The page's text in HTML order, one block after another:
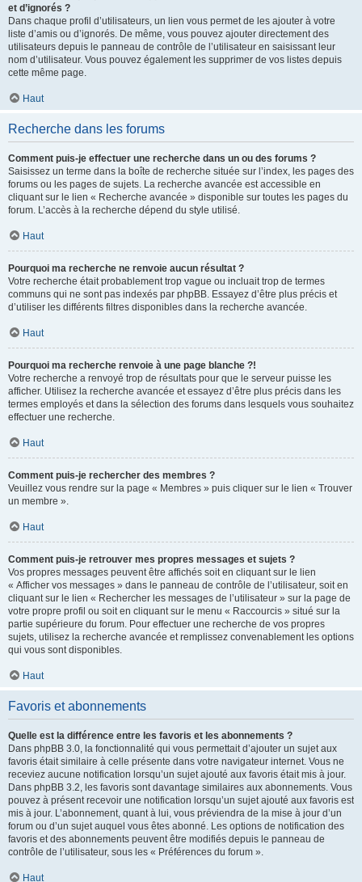
et d’ignorés ?
Dans chaque profil d’utilisateurs, un lien vous permet de les ajouter à votre
liste d’amis ou d’ignorés. De même, vous pouvez ajouter directement des
utilisateurs depuis le panneau de contrôle de l’utilisateur en saisissant leur
nom d’utilisateur. Vous pouvez également les supprimer de vos listes depuis
cette même page.
Haut
Recherche dans les forums
Comment puis-je effectuer une recherche dans un ou des forums ?
Saisissez un terme dans la boîte de recherche située sur l’index, les pages des
forums ou les pages de sujets. La recherche avancée est accessible en
cliquant sur le lien « Recherche avancée » disponible sur toutes les pages du
forum. L’accès à la recherche dépend du style utilisé.
Haut
Pourquoi ma recherche ne renvoie aucun résultat ?
Votre recherche était probablement trop vague ou incluait trop de termes
communs qui ne sont pas indexés par phpBB. Essayez d’être plus précis et
d’utiliser les différents filtres disponibles dans la recherche avancée.
Haut
Pourquoi ma recherche renvoie à une page blanche ?!
Votre recherche a renvoyé trop de résultats pour que le serveur puisse les
afficher. Utilisez la recherche avancée et essayez d’être plus précis dans les
termes employés et dans la sélection des forums dans lesquels vous souhaitez
effectuer une recherche.
Haut
Comment puis-je rechercher des membres ?
Veuillez vous rendre sur la page « Membres » puis cliquer sur le lien « Trouver
un membre ».
Haut
Comment puis-je retrouver mes propres messages et sujets ?
Vos propres messages peuvent être affichés soit en cliquant sur le lien
« Afficher vos messages » dans le panneau de contrôle de l’utilisateur, soit en
cliquant sur le lien « Rechercher les messages de l’utilisateur » sur la page de
votre propre profil ou soit en cliquant sur le menu « Raccourcis » situé sur la
partie supérieure du forum. Pour effectuer une recherche de vos propres
sujets, utilisez la recherche avancée et remplissez convenablement les options
qui vous sont disponibles.
Haut
Favoris et abonnements
Quelle est la différence entre les favoris et les abonnements ?
Dans phpBB 3.0, la fonctionnalité qui vous permettait d’ajouter un sujet aux
favoris était similaire à celle présente dans votre navigateur internet. Vous ne
receviez aucune notification lorsqu’un sujet ajouté aux favoris était mis à jour.
Dans phpBB 3.2, les favoris sont davantage similaires aux abonnements. Vous
pouvez à présent recevoir une notification lorsqu’un sujet ajouté aux favoris est
mis à jour. L’abonnement, quant à lui, vous préviendra de la mise à jour d’un
forum ou d’un sujet auquel vous êtes abonné. Les options de notification des
favoris et des abonnements peuvent être modifiés depuis le panneau de
contrôle de l’utilisateur, sous les « Préférences du forum ».
Haut